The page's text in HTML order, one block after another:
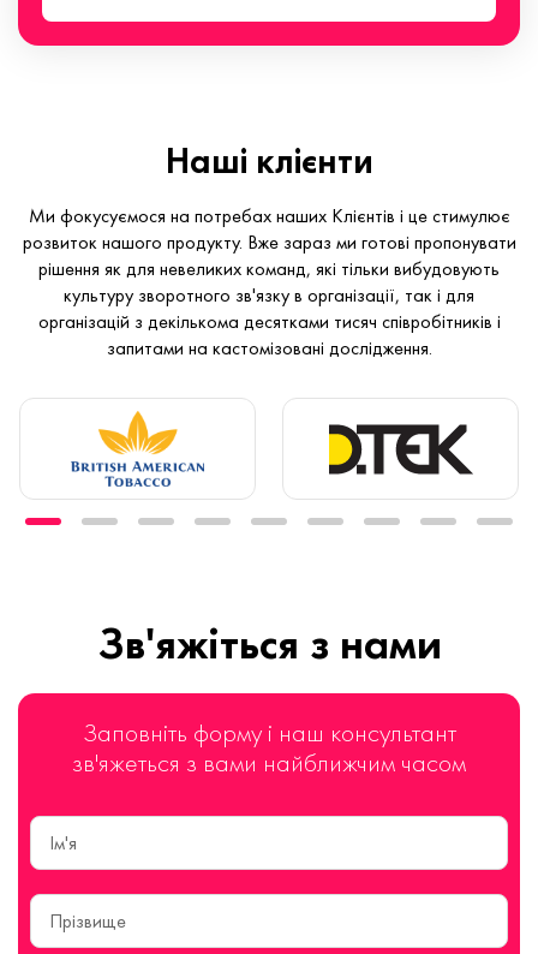
Наші клієнти
Ми фокусуємося на потребах наших Клієнтів і це стимулює
розвиток нашого продукту. Вже зараз ми готові пропонувати
рішення як для невеликих команд, які тільки вибудовують
культуру зворотного зв'язку в організації, так і для
організацій з декількома десятками тисяч співробітників і
запитами на кастомізовані дослідження.
Зв'яжіться з нами
Заповніть форму і наш консультант
зв'яжеться з вами найближчим часом